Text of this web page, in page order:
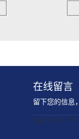
在线留言
留下您的信息
[quform